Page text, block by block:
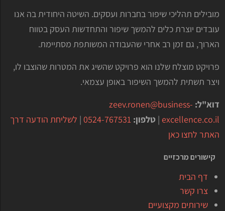
מובילים תהליכי שיפור בחברות ועסקים. השיטה היחודית בה אנו
עובדים יוצרת כלים להמשך שיפור והתחדשות העסק בטווח
הארוך, גם זמן רב אחרי שהעבודה המשותפת מסתיימת.
פרויקט מוצלח שלנו הוא פרויקט שהשיג את המטרות שהוצבו לו,
ויצר תשתית להמשך השיפור באופן עצמאי.
דוא"ל: zeev.ronen@business-
excellence.co.il
| טלפון: 0524-767531
| לשליחת הודעה דרך
האתר לחצו כאן
קישורים מרכזיים
דף הבית
צרו קשר
שירותים מקצועיים